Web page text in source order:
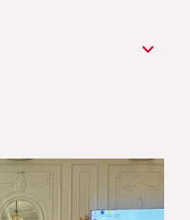
Sostenible (524)